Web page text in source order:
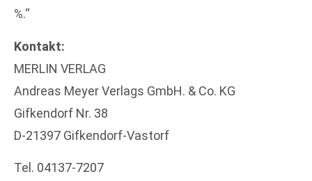
%.“
Kontakt:
MERLIN VERLAG
Andreas Meyer Verlags GmbH. & Co. KG
Gifkendorf Nr. 38
D-21397 Gifkendorf-Vastorf
Tel. 04137-7207